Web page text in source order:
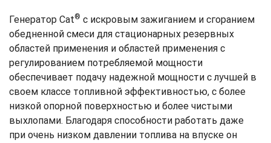
Генератор Cat® с искровым зажиганием и сгоранием
обедненной смеси для стационарных резервных
областей применения и областей применения с
регулированием потребляемой мощности
обеспечивает подачу надежной мощности с лучшей в
своем классе топливной эффективностью, с более
низкой опорной поверхностью и более чистыми
выхлопами. Благодаря способности работать даже
при очень низком давлении топлива на впуске он